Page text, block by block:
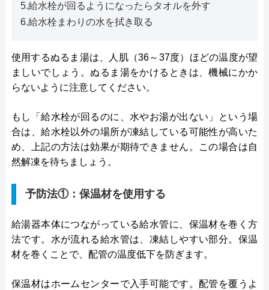
5.給水栓が回るようになったらタオルを外す
6.給水栓まわりの水を拭き取る
使用するぬるま湯は、人肌（36～37度）ほどの温度が望
ましいでしょう。ぬるま湯をかけるときは、機械にかか
らないように注意してください。
もし「給水栓が回るのに、水やお湯が出ない」という場
合は、給水栓以外の場所が凍結している可能性が高いた
め、上記の方法は効果が期待できません。この場合は自
然解凍を待ちましょう。
予防法①：保温材を使用する
給湯器本体につながっている給水管に、保温材を巻く方
法です。水が流れる給水管は、凍結しやすい部分。保温
材を巻くことで、配管の温度低下を防ぎます。
保温材はホームセンターで入手可能です。配管を覆うよ